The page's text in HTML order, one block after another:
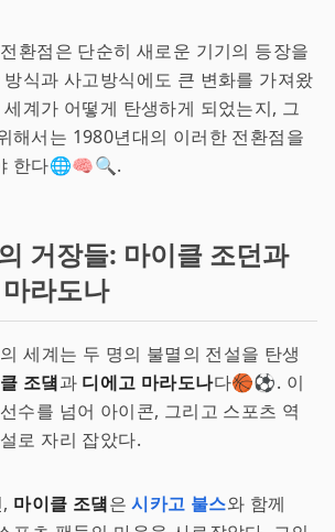
환점은 단순히 새로운 기기의 등장을
식과 사고방식에도 큰 변화를 가져왔
계가 어떻게 탄생하게 되었는지, 그
해서는 1980년대의 이러한 전환점을
한다🌐🧠🔍.
거장들: 마이클 조던과
라도나
세계는 두 명의 불멸의 전설을 탄생
조덐과 디에고 마라도나다🏀⚽. 이
수를 넘어 아이콘, 그리고 스포츠 역
로 자리 잡았다.
마이클 조덐은시카고 불스와 함께